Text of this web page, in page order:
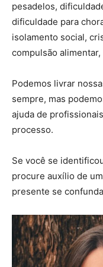
pesadelos,
dificuldade para
isolamento social,
compulsão
Podemos livrar
sempre, mas
ajuda de
processo.
Se você se
procure auxílio de
presente se